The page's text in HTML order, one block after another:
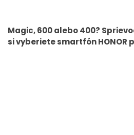
Magic, 600 alebo 400?
si vyberiete smartfón HONOR